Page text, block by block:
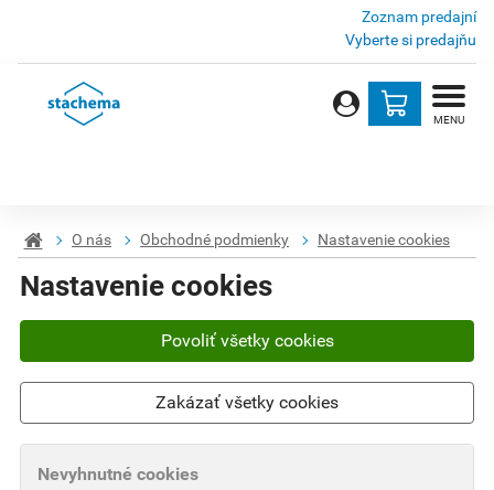
Zoznam predajní
Vyberte si predajňu
MENU
O nás Obchodné podmienky Nastavenie cookies
Nastavenie cookies
Zakázať všetky cookies
Povoliť všetky cookies
Nevyhnutné cookies